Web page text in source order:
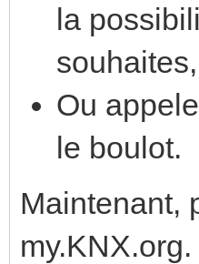
la
Ou
le boulot.
Maintenant,